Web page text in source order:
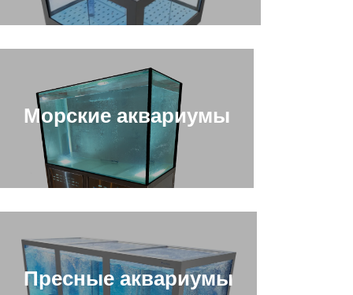
Морские аквариумы
Пресные аквариумы